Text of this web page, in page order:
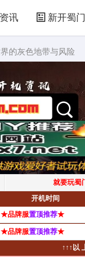
讯 新开蜀门
的灰色地带与风险